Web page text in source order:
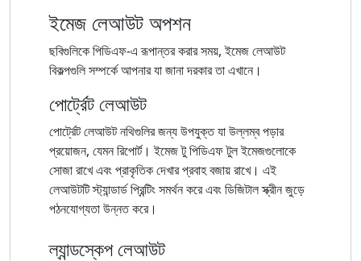
ইমেজ লেআউট অপশন
ছবিগুলিকে পিডিএফ-এ রূপান্তর করার সময়, ইমেজ লেআউট
বিকল্পগুলি সম্পর্কে আপনার যা জানা দরকার তা এখানে।
পোর্ট্রেট লেআউট
পোর্ট্রেট লেআউট নথিগুলির জন্য উপযুক্ত যা উল্লম্ব পড়ার
প্রয়োজন, যেমন রিপোর্ট। ইমেজ টু পিডিএফ টুল ইমেজগুলোকে
সোজা রাখে এবং প্রাকৃতিক দেখার প্রবাহ বজায় রাখে। এই
লেআউটটি স্ট্যান্ডার্ড প্রিন্টিং সমর্থন করে এবং ডিজিটাল স্ক্রীন জুড়ে
পঠনযোগ্যতা উন্নত করে।
ল্যান্ডস্কেপ লেআউট